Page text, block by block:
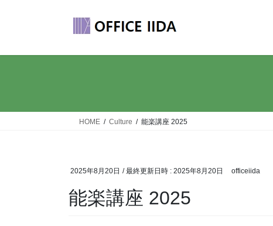
HOME Culture 能楽講座 2025
2025年8月20日 / 最終更新日時 : 2025年8月20日 officeiida
能楽講座 2025